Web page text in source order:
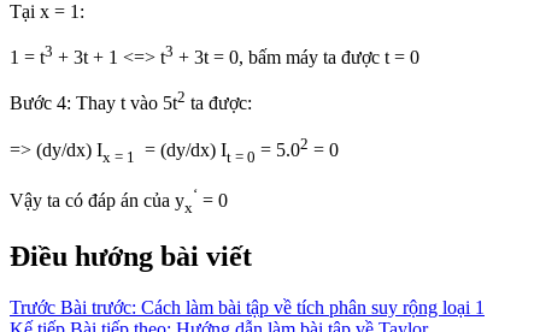
Tại x = 1:
1 = t3 + 3t + 1 <=> t3 + 3t = 0, bấm máy ta được t = 0
Bước 4: Thay t vào 5t2 ta được:
=> (dy/dx) Ιx = 1 = (dy/dx) Ιt = 0 = 5.02 = 0
Vậy ta có đáp án của yx
‘ = 0
Điều hướng bài viết
Trước Bài trước: Cách làm bài tập về tích phân suy rộng loại 1